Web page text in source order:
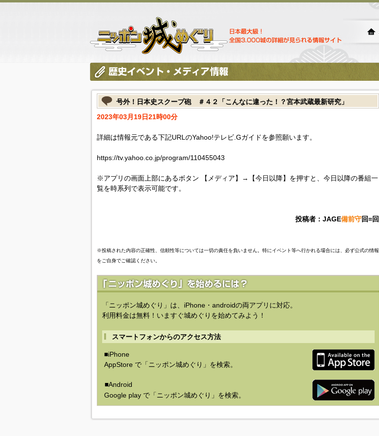
号外！日本史スクープ砲 ＃４２「こんなに違った！？宮本武蔵最新研究」
2023年03月19日21時00分
詳細は情報元である下記URLのYahoo!テレビ.Gガイドを参照願います。
https://tv.yahoo.co.jp/program/110455043
※アプリの画面上部にあるボタン 【メディア】→【今日以降】を押すと、今日以降の番組一
覧を時系列で表示可能です。
投稿者：JAGE備前守回=回
※投稿された内容の正確性、信頼性等については一切の責任を負いません。特にイベント等へ行かれる場合には、必ず公式の情報
をご自身でご確認ください。
「ニッポン城めぐり」は、iPhone・androidの両アプリに対応。
利用料金は無料！いますぐ城めぐりを始めてみよう！
スマートフォンからのアクセス方法
■iPhone
AppStore で「ニッポン城めぐり」を検索。
■Android
Google play で「ニッポン城めぐり」を検索。